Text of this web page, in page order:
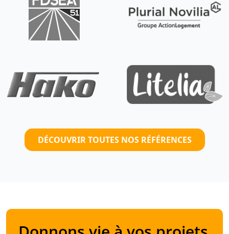
DÉCOUVRIR TOUTES NOS RÉFÉRENCES